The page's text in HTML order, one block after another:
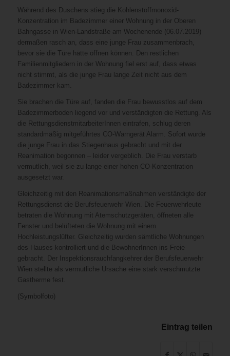
Während des Duschens stieg die Kohlenstoffmonoxid-
Konzentration im Badezimmer einer Wohnung in der Oberen
Bahngasse in Wien-Landstraße am Wochenende (06.07.2019)
dermaßen rasch an, dass eine junge Frau zusammenbrach,
bevor sie die Türe hätte öffnen können. Den restlichen
Familienmitgliedern in der Wohnung fiel erst auf, dass etwas
nicht stimmt, als die junge Frau lange Zeit nicht aus dem
Badezimmer kam.
Sie brachen die Türe auf, fanden die Frau bewusstlos auf dem
Badezimmerboden liegend vor und verständigten die Rettung. Als
die RettungsdienstmitarbeiterInnen eintrafen, schlug deren
standardmäßig mitgeführtes CO-Warngerät Alarm. Sofort wurde
die junge Frau in das Stiegenhaus gebracht und mit der
Reanimation begonnen – leider vergeblich. Die Frau verstarb
vermutlich, weil sie zu lange einer hohen CO-Konzentration
ausgesetzt war.
Gleichzeitig mit den Reanimationsmaßnahmen verständigte der
Rettungsdienst die Berufsfeuerwehr Wien. Die Feuerwehrleute
betraten die Wohnung mit Atemschutzgeräten, öffneten alle
Fenster und belüfteten die Wohnung mit einem
Hochleistungslüfter. Gleichzeitig wurden sämtliche Wohnungen
des Hauses kontrolliert und die BewohnerInnen ins Freie
gebracht. Der Inspektionsrauchfangkehrer der Berufsfeuerwehr
Wien stellte als vermutliche Ursache eine stark verschmutzte
Gastherme fest.
(Symbolfoto)
Eintrag teilen